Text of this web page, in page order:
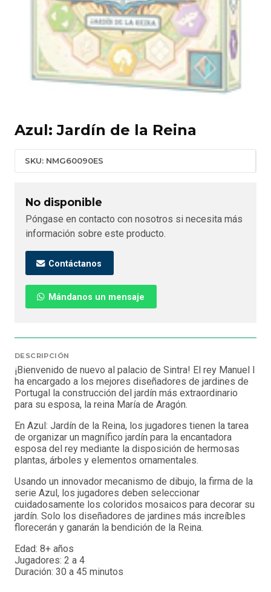
Azul: Jardín de la Reina
SKU: NMG60090ES
No disponible
Póngase en contacto con nosotros si necesita más
información sobre este producto.
Contáctanos
Mándanos un mensaje
DESCRIPCIÓN
¡Bienvenido de nuevo al palacio de Sintra! El rey Manuel I
ha encargado a los mejores diseñadores de jardines de
Portugal la construcción del jardín más extraordinario
para su esposa, la reina María de Aragón.
En Azul: Jardín de la Reina, los jugadores tienen la tarea
de organizar un magnífico jardín para la encantadora
esposa del rey mediante la disposición de hermosas
plantas, árboles y elementos ornamentales.
Usando un innovador mecanismo de dibujo, la firma de la
serie Azul, los jugadores deben seleccionar
cuidadosamente los coloridos mosaicos para decorar su
jardín. Solo los diseñadores de jardines más increíbles
florecerán y ganarán la bendición de la Reina.
Edad: 8+ años
Jugadores: 2 a 4
Duración: 30 a 45 minutos